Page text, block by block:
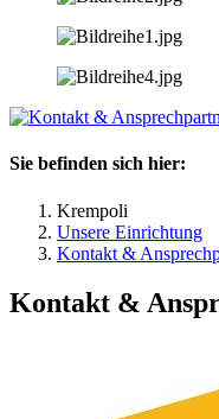
Sie befinden sich hier:
Krempoli
Unsere Einrichtung
Kontakt &
Kontakt &